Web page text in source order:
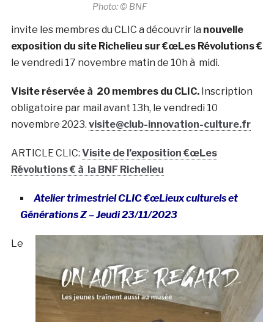
Photo: © BNF
invite les membres du CLIC a découvrir la nouvelle
exposition du site Richelieu sur €œLes Révolutions €
le vendredi 17 novembre matin de 10h à midi.
Visite réservée à 20 membres du CLIC.Inscription
obligatoire par mail avant 13h, le vendredi 10
novembre 2023. visite@club-innovation-culture.fr
ARTICLE CLIC: Visite de l’exposition €œLes
Révolutions € à la BNF Richelieu
Atelier trimestriel CLIC €œLieux culturels et
Générations Z – Jeudi 23/11/2023
Le